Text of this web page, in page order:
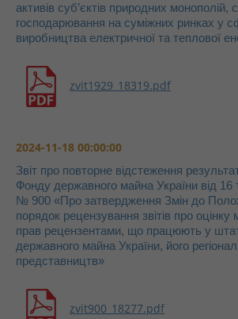
активів суб’єктів природних монополій,
господарювання на суміжних ринках у
виробництва електричної та теплової
zvit1929_18319.pdf
2024-11-18 00:00:00
Звіт про повторне відстеження
Фонду державного майна України від 16
№ 900 «Про затвердження Змін до
порядок рецензування звітів про
прав рецензентами, що працюють у
державного майна України, його
представництв»
zvit900_18277.pdf